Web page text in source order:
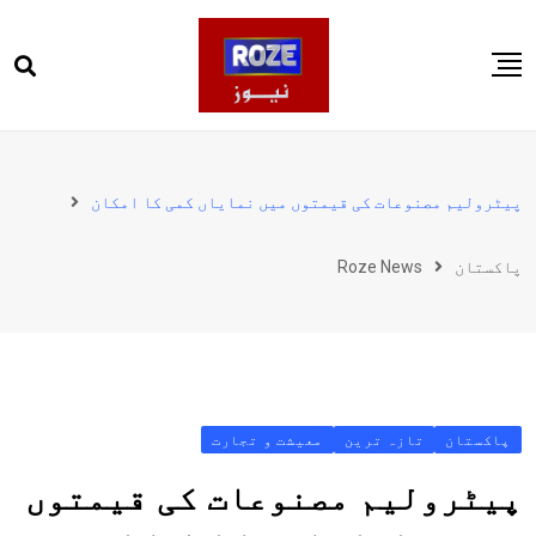
to
پاکستان
کھیل
پیٹرولیم مصنوعات کی قیمتوں میں نمایاں کمی کا امکان
پاکستان Roze News
پاکستان تازہ ترین معیشت و تجارت
پیٹرولیم مصنوعات کی قیمتوں